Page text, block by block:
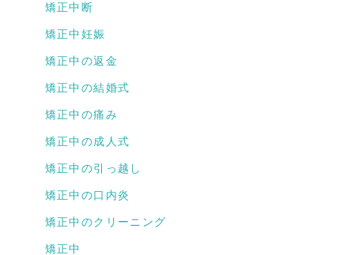
矯正中断
矯正中妊娠
矯正中の返金
矯正中の結婚式
矯正中の痛み
矯正中の成人式
矯正中の引っ越し
矯正中の口内炎
矯正中のクリーニング
矯正中